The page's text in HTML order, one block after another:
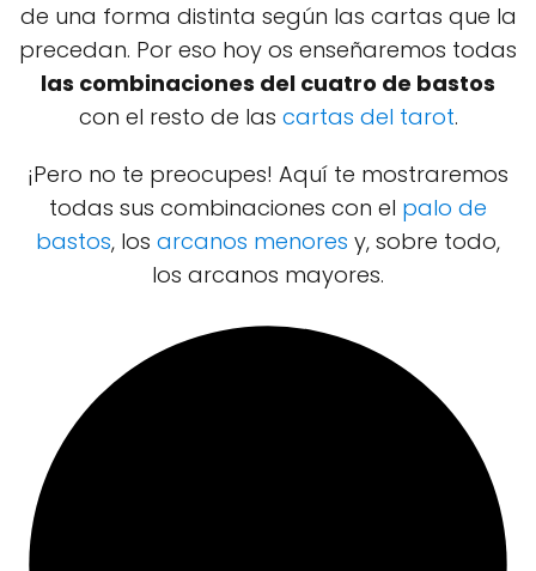
de una forma distinta según las cartas que la
precedan. Por eso hoy os enseñaremos todas
las combinaciones del cuatro de bastos
con el resto de las cartas del tarot.
¡Pero no te preocupes! Aquí te mostraremos
todas sus combinaciones con el palo de
bastos, los arcanos menores y, sobre todo,
los arcanos mayores.